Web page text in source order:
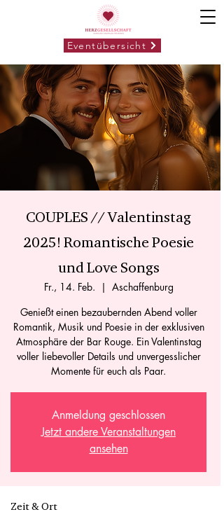
Eventübersicht
COUPLES // Valentinstag
2025! Romantische Poesie
und Love Songs
Fr., 14. Feb.
  |
Aschaffenburg
Genießt einen bezaubernden Abend voller
Romantik, Musik und Poesie in der exklusiven
Atmosphäre der Bar Rouge. Ein Valentinstag
voller liebevoller Details und unvergesslicher
Momente für euch als Paar.
Anmeldung geschlossen
Jetzt andere Veranstaltungen
ansehen
Zeit & Ort